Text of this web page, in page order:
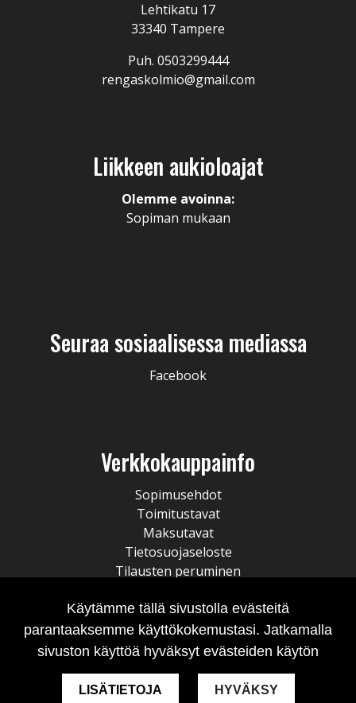
Lehtikatu 17
33340 Tampere
Puh. 0503299444
rengaskolmio@gmail.com
Liikkeen aukioloajat
Olemme avoinna:
Sopiman mukaan
Seuraa sosiaalisessa mediassa
Facebook
Verkkokauppainfo
Sopimusehdot
Toimitustavat
Maksutavat
Tietosuojaseloste
Tilausten peruminen
Käytämme tällä sivustolla evästeitä
parantaaksemme käyttökokemustasi. Jatkamalla
sivuston käyttöä hyväksyt evästeiden käytön
LISÄTIETOJA HYVÄKSY